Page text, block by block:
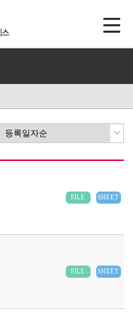
SHEET
FILE
SHEET
FILE